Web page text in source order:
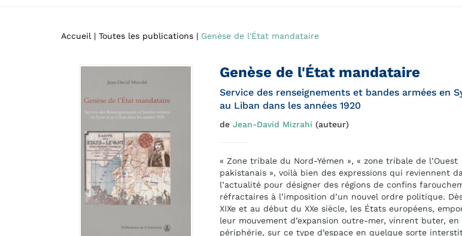
Accueil Toutes les publications Genèse de l'État mandataire
Genèse de l'État mandataire
Service des renseignements et bandes armées en
au Liban dans les années 1920
de Jean-David Mizrahi (auteur)
« Zone tribale du Nord-Yémen », « zone tribale de l’Ouest
pakistanais », voilà bien des expressions qui reviennent
l’actualité pour désigner des régions de confins
réfractaires à l’imposition d’un nouvel ordre politique.
XIXe et au début du XXe siècle, les États européens,
leur mouvement d’expansion outre-mer, vinrent buter, en
périphérie, sur ce type d’espace en quelque sorte